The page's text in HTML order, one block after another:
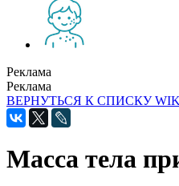
Реклама
Реклама
ВЕРНУТЬСЯ К СПИСКУ
Масса тела